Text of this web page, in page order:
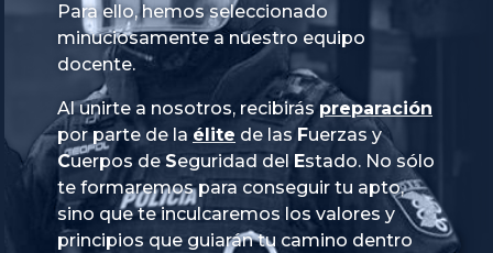
Para ello, hemos seleccionado
minuciosamente a nuestro equipo
docente.
Al unirte a nosotros, recibiráspreparación
por parte de la élite de las Fuerzas y
Cuerpos de Seguridad del Estado. No sólo
te formaremos para conseguir tu apto,
sino que te inculcaremos los valores y
principios que guiarán tu camino dentro